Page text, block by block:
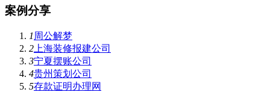
案例分享
1 周公解梦
2 上海装修报建公司
3宁夏摆账公司
4贵州策划公司
5存款证明办理网